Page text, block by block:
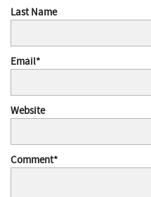
Last Name
Email*
Website
Comment*